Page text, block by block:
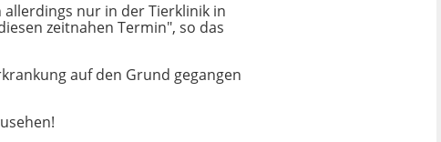
allerdings nur in der Tierklinik in
zeitnahen Termin", so das
auf den Grund gegangen